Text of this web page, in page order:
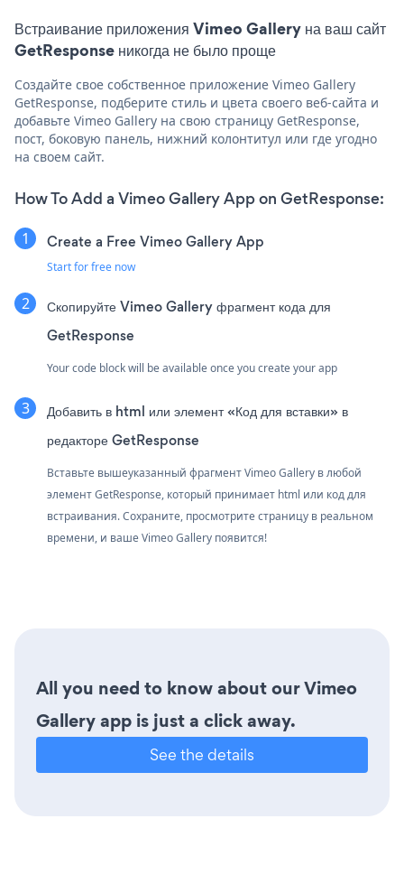
Встраивание приложения Vimeo Gallery на ваш сайт
GetResponse никогда не было проще
Создайте свое собственное приложение Vimeo Gallery
GetResponse, подберите стиль и цвета своего веб-сайта и
добавьте Vimeo Gallery на свою страницу GetResponse,
пост, боковую панель, нижний колонтитул или где угодно
на своем сайт.
How To Add a Vimeo Gallery App on GetResponse:
Create a Free Vimeo Gallery App
Start for free now
Скопируйте Vimeo Gallery фрагмент кода для
GetResponse
Your code block will be available once you create your app
Добавить в html или элемент «Код для вставки» в
редакторе GetResponse
Вставьте вышеуказанный фрагмент Vimeo Gallery в любой
элемент GetResponse, который принимает html или код для
встраивания. Сохраните, просмотрите страницу в реальном
времени, и ваше Vimeo Gallery появится!
All you need to know about our Vimeo
Gallery app is just a click away.
See the details